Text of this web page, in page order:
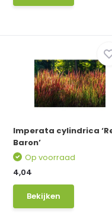
Imperata cylindrica
Baron’
Op voorraad
4,04
Bekijken